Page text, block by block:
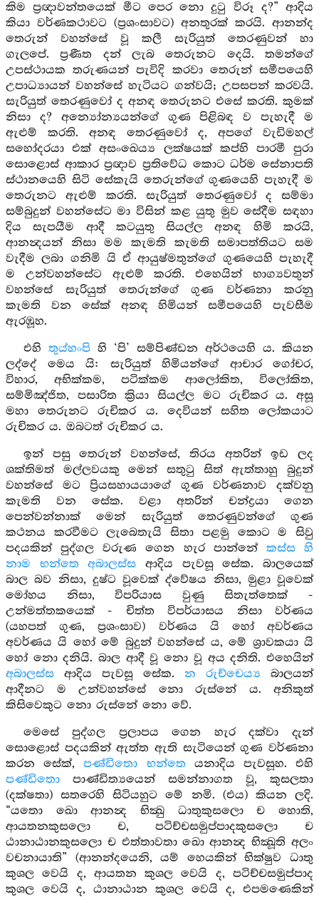
කිම ප්‍රඥාවන්තයෙක් මීට පෙර නො දුටු විරූ ද?” ආදිය
කියා වර්ණකථාවට (ප්‍රශංසාවට) අනතුරක් කරයි. ආනන්ද
තෙරුන් වහන්සේ වූ කලී සැරියුත් තෙරණුවන් හා
ගැලපේ. ප්‍රණීත දන් ලැබ තෙරුනට දෙයි. තමන්ගේ
උපස්ථායක තරුණයන් පැවිදි කරවා තෙරුන් සමීපයෙහි
උපාධ්‍යායන් වහන්සේ හැටියට ගන්වයි; උපසපන් කරවයි.
සැරියුත් තෙරණුවෝ ද අනඳ තෙරුනට එසේ කරති. කුමක්
නිසා ද? අන්‍යෝන්‍යයන්ගේ ගුණ පිළිබඳ ව පැහැදී ම
ඇළුම් කරති. අනඳ තෙරණුවෝ ද, අපගේ වැඩිමහල්
සහෝදරයා එක් අසංඛෙය්‍ය ලක්ෂයක් කප්හි පාරමී පුරා
සොළොස් ආකාර ප්‍රඥාව ප්‍රතිවේධ කොට ධර්ම සේනාපති
ස්ථානයෙහි සිටි සේකැයි තෙරුන්ගේ ගුණයෙහි පැහැදී ම
තෙරුනට ඇළුම් කරති. සැරියුත් තෙරණුවෝ ද සම්මා
සම්බුදුන් වහන්සේට මා විසින් කළ යුතු මුව සේදීම සඳහා
දිය සැපයීම ආදී කටයුතු සියල්ල අනඳ හිමි කරයි,
ආනන්‍දයන් නිසා මම කැමති කැමති සමාපත්තියට සම
වැදීම ලබා ගනිමි යි ඒ ආයුෂ්මතුන්ගේ ගුණයෙහි පැහැදී
ම උන්වහන්සේට ඇළුම් කරති. එහෙයින් භාග්‍යවතුන්
වහන්සේ සැරියුත් තෙරුන්ගේ ගුණ වර්ණනා කරනු
කැමති වන සේක් අනඳ හිමියන් සමීපයෙහි පැවසීම
ඇරඹූහ.
එහි තුය්හංපිහි ‘පි’ සම්පිණ්ඩන අර්ථයෙහි ය. කියන
ලද්දේ මෙය යි: සැරියුත් හිමියන්ගේ ආචාර ගෝචර,
විහාර, අභික්කම, පටික්කම ආලෝකිත, විලෝකිත,
සම්මිඤ්ජිත, පසාරිත ක්‍රියා සියල්ල මට රුචිකර ය. අසූ
මහා තෙරුනට රුචිකර ය. දෙවියන් සහිත ලෝකයාට
රුචිකර ය. ඔබටත් රුචිකර ය.
ඉන් පසු තෙරුන් වහන්සේ, තිරය අතරින් ඉඩ ලද
ශක්තිමත් මල්ලවයකු මෙන් සතුටු සිත් ඇත්තාහු බුදුන්
වහන්සේ මට ප්‍රියසහායයාගේ ගුණ වර්ණනාව දක්වනු
කැමති වන සේක. වළා අතරින් චන්ද්‍රයා ගෙන
පෙන්වන්නාක් මෙන් සැරියුත් තෙරණුවන්ගේ ගුණ
කථනය කරවීමට ලැබෙතැයි සිතා පළමු කොට ම සිවු
පදයකින් පුද්ගල වරුණ ගෙන හැර පාන්නේ කස්ස හි
නාම භන්තෙ අබාලස්ස ආදිය පැවසූ සේක. බාලයෙක්
බාල බව නිසා, දුෂ්ට වූවෙක් ද්වේෂය නිසා, මුළා වූවෙක්
මෝහය නිසා, විපරියාස වුණු සිතැත්තෙක් -
උන්මත්තකයෙක් - චිත්ත විපර්යාසය නිසා වර්ණය
(යහපත් ගුණ, ප්‍රශංසාව) වර්ණය යි හෝ අවර්ණය
අවර්ණය යි හෝ මේ බුදුන් වහන්සේ ය, මේ ශ්‍රාවකයා යි
හෝ නො දනියි. බාල ආදී වූ නො වූ අය දනිති. එහෙයින්
අබාලස්ස ආදිය පැවසූ සේක. න රුච්චෙය්‍ය බාලයන්
ආදීනට ම උන්වහන්සේ නො රුස්නේ ය. අනිකුත්
කිසිවෙකුට නො රුස්නේ නො වේ.
මෙසේ පුද්ගල ප්‍රලාපය ගෙන හැර දක්වා දැන්
සොළොස් පදයකින් ඇත්ත ඇති සැටියෙන් ගුණ වර්ණනා
කරන සේක්,පණ්ඩිතො භන්තෙ යනාදිය පැවසූහ. එහි
පණ්ඩිතො පාණ්ඩිත්‍යයෙන් සමන්නාගත වූ, කුසලතා
(දක්ෂතා) සතරෙහි සිටියහුට මේ නමි. (එය) කියන ලදි.
“යතො ඛො ආනන්‍ද භික්‍ඛු ධාතුකුසලො ච හොති,
ආයතනකුසලො ච, පටිච්චසමුප්පාදකුසලො ච
ඨානාඨානකුසලො ච එත්තාවතා ඛො ආනන්‍ද භික්‍ඛූති අලං
වචනායාති” (ආනන්දයෙනි, යම් හෙයකින් භික්ෂුව ධාතු
කුශල වෙයි ද, ආයතන කුශල වෙයි ද, පටිච්චසමුප්පාද
කුශල වෙයි ද, ඨානාඨාන කුශල වෙයි ද, එපමණෙකින්